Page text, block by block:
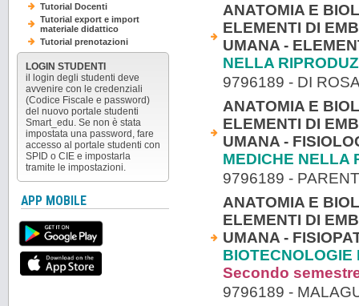
ANATOMIA E
ELEMENTI DI
UMANA -
NELLA
9796189 - DI
ANATOMIA E
ELEMENTI DI
UMANA -
MEDICHE NELLA
9796189 -
ANATOMIA E
ELEMENTI DI
UMANA -
BIOTECNOLOGIE
Secondo
9796189 -
Tutorial Docenti
Tutorial export e import
materiale didattico
Tutorial prenotazioni
LOGIN STUDENTI
il login degli studenti deve
avvenire con le credenziali
(Codice Fiscale e password)
del nuovo portale studenti
Smart_edu. Se non è stata
impostata una password, fare
accesso al portale studenti con
SPID o CIE e impostarla
tramite le impostazioni.
APP MOBILE